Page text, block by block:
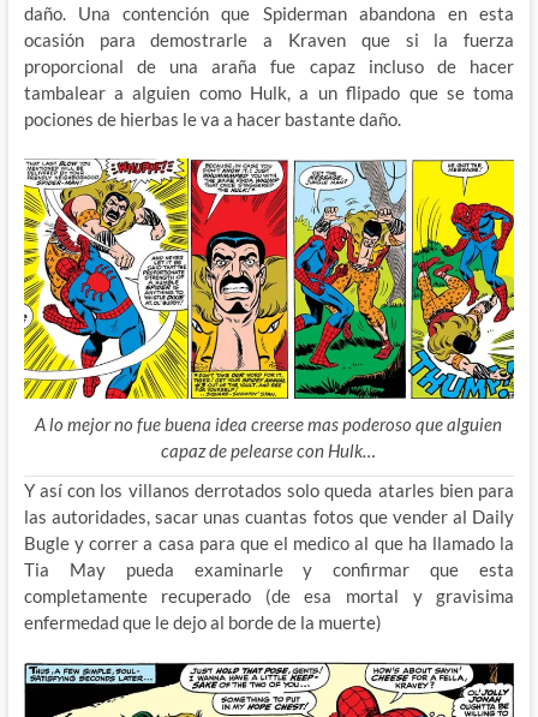
daño. Una contención que Spiderman abandona en esta
ocasión para demostrarle a Kraven que si la fuerza
proporcional de una araña fue capaz incluso de hacer
tambalear a alguien como Hulk, a un flipado que se toma
pociones de hierbas le va a hacer bastante daño.
A lo mejor no fue buena idea creerse mas poderoso que alguien
capaz de pelearse con Hulk…
Y así con los villanos derrotados solo queda atarles bien para
las autoridades, sacar unas cuantas fotos que vender al Daily
Bugle y correr a casa para que el medico al que ha llamado la
Tia May pueda examinarle y confirmar que esta
completamente recuperado (de esa mortal y gravisima
enfermedad que le dejo al borde de la muerte)